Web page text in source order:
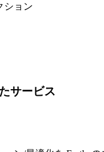
ション
サービス